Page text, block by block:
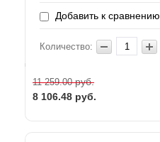
Добавить к сравнению
Количество:
11 259.00руб.
8 106.48 руб.